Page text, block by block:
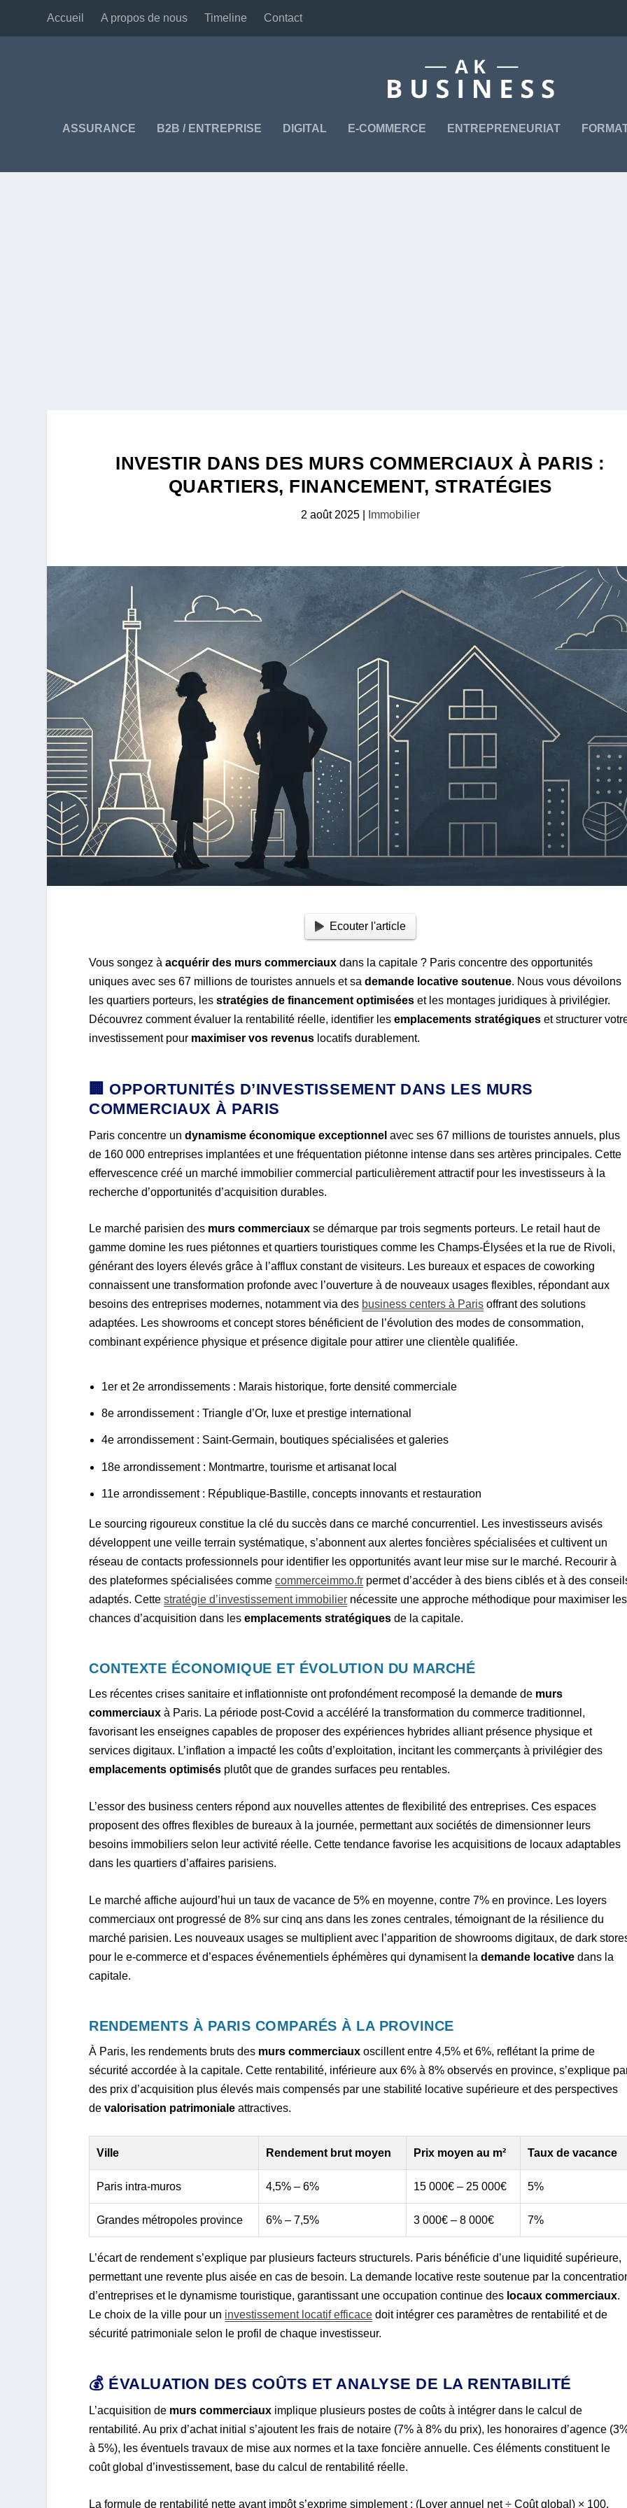
Accueil A propos de nous Timeline Contact
ASSURANCE B2B / ENTREPRISE DIGITAL E-COMMERCE ENTREPRENEURIAT
INVESTIR DANS DES MURS COMMERCIAUX À PARIS :
QUARTIERS, FINANCEMENT, STRATÉGIES
2 août 2025| Immobilier
Ecouter l'article
Vous songez àacquérir des murs commerciaux dans la capitale ? Paris concentre des opportunités
uniques avec ses 67 millions de touristes annuels et sademande locative soutenue. Nous vous dévoilons
les quartiers porteurs, lesstratégies de financement optimisées et les montages juridiques à privilégier.
Découvrez comment évaluer la rentabilité réelle, identifier lesemplacements stratégiques et structurer
investissement pour maximiser vos revenus locatifs durablement.
🏢 OPPORTUNITÉS D’INVESTISSEMENT DANS LES MURS
COMMERCIAUX À PARIS
Paris concentre undynamisme économique exceptionnel avec ses 67 millions de touristes annuels, plus
de 160 000 entreprises implantées et une fréquentation piétonne intense dans ses artères principales. Cette
effervescence créé un marché immobilier commercial particulièrement attractif pour les investisseurs à la
recherche d’opportunités d’acquisition durables.
Le marché parisien des murs commerciaux se démarque par trois segments porteurs. Le retail haut de
gamme domine les rues piétonnes et quartiers touristiques comme les Champs-Élysées et la rue de Rivoli,
générant des loyers élevés grâce à l’afflux constant de visiteurs. Les bureaux et espaces de coworking
connaissent une transformation profonde avec l’ouverture à de nouveaux usages flexibles, répondant aux
besoins des entreprises modernes, notamment via des business centers à Paris offrant des solutions
adaptées. Les showrooms et concept stores bénéficient de l’évolution des modes de consommation,
combinant expérience physique et présence digitale pour attirer une clientèle qualifiée.
1er et 2e arrondissements : Marais historique, forte densité commerciale
8e arrondissement : Triangle d’Or, luxe et prestige international
4e arrondissement : Saint-Germain, boutiques spécialisées et galeries
18e arrondissement : Montmartre, tourisme et artisanat local
11e arrondissement : République-Bastille, concepts innovants et restauration
Le sourcing rigoureux constitue la clé du succès dans ce marché concurrentiel. Les investisseurs avisés
développent une veille terrain systématique, s’abonnent aux alertes foncières spécialisées et cultivent un
réseau de contacts professionnels pour identifier les opportunités avant leur mise sur le marché. Recourir à
des plateformes spécialisées commecommerceimmo.fr permet d’accéder à des biens ciblés et à des
adaptés. Cettestratégie d’investissement immobilier nécessite une approche méthodique pour maximiser les
chances d’acquisition dans lesemplacements stratégiques de la capitale.
CONTEXTE ÉCONOMIQUE ET ÉVOLUTION DU MARCHÉ
Les récentes crises sanitaire et inflationniste ont profondément recomposé la demande de murs
commerciaux à Paris. La période post-Covid a accéléré la transformation du commerce traditionnel,
favorisant les enseignes capables de proposer des expériences hybrides alliant présence physique et
services digitaux. L’inflation a impacté les coûts d’exploitation, incitant les commerçants à privilégier des
emplacements optimisés plutôt que de grandes surfaces peu rentables.
L’essor des business centers répond aux nouvelles attentes de flexibilité des entreprises. Ces espaces
proposent des offres flexibles de bureaux à la journée, permettant aux sociétés de dimensionner leurs
besoins immobiliers selon leur activité réelle. Cette tendance favorise les acquisitions de locaux adaptables
dans les quartiers d’affaires parisiens.
Le marché affiche aujourd’hui un taux de vacance de 5% en moyenne, contre 7% en province. Les loyers
commerciaux ont progressé de 8% sur cinq ans dans les zones centrales, témoignant de la résilience du
marché parisien. Les nouveaux usages se multiplient avec l’apparition de showrooms digitaux, de dark
pour le e-commerce et d’espaces événementiels éphémères qui dynamisent lademande locative dans la
capitale.
RENDEMENTS À PARIS COMPARÉS À LA PROVINCE
À Paris, les rendements bruts des murs commerciaux oscillent entre 4,5% et 6%, reflétant la prime de
sécurité accordée à la capitale. Cette rentabilité, inférieure aux 6% à 8% observés en province, s’explique
des prix d’acquisition plus élevés mais compensés par une stabilité locative supérieure et des perspectives
devalorisation patrimoniale attractives.
Ville Rendement brut moyen Prix moyen au m² Taux de vacance
Paris intra-muros 4,5% – 6% 15 000€ – 25 000€ 5%
Grandes métropoles province 6% – 7,5% 3 000€ – 8 000€ 7%
L’écart de rendement s’explique par plusieurs facteurs structurels. Paris bénéficie d’une liquidité supérieure,
permettant une revente plus aisée en cas de besoin. La demande locative reste soutenue par la
d’entreprises et le dynamisme touristique, garantissant une occupation continue des locaux commerciaux.
Le choix de la ville pour un investissement locatif efficace doit intégrer ces paramètres de rentabilité et de
sécurité patrimoniale selon le profil de chaque investisseur.
💰 ÉVALUATION DES COÛTS ET ANALYSE DE LA RENTABILITÉ
L’acquisition de murs commerciaux implique plusieurs postes de coûts à intégrer dans le calcul de
rentabilité. Au prix d’achat initial s’ajoutent les frais de notaire (7% à 8% du prix), les honoraires d’agence
à 5%), les éventuels travaux de mise aux normes et la taxe foncière annuelle. Ces éléments constituent le
coût global d’investissement, base du calcul de rentabilité réelle.
La formule de rentabilité nette avant impôt s’exprime simplement : (Loyer annuel net ÷ Coût global) × 100.